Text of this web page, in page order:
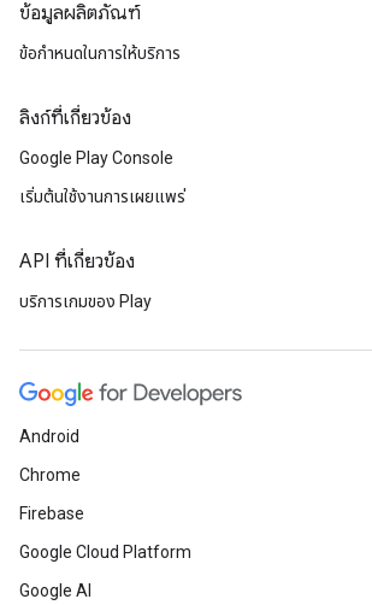
ข้อมูลผลิตภัณฑ์
ข้อกำหนดในการให้บริการ
ลิงก์ที่เกี่ยวข้อง
Google Play Console
เริ่มต้นใช้งานการเผยแพร่
API ที่เกี่ยวข้อง
บริการเกมของ Play
Android
Chrome
Firebase
Google Cloud Platform
Google AI